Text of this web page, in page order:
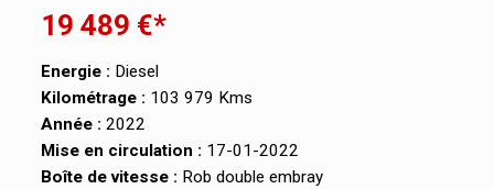
19 489 €*
Energie : Diesel
Kilométrage : 103 979 Kms
Année : 2022
Mise en circulation : 17-01-2022
Boîte de vitesse : Rob double embray